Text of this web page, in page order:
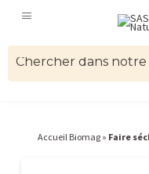
Accueil Biomag » Faire